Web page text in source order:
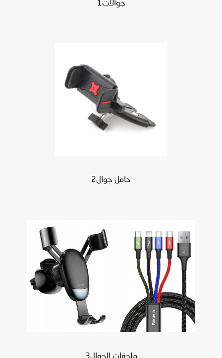
جوالات1
حامل جوال2